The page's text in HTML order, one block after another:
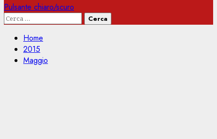
Pulsante chiaro/scuro
Ricerca
Home
2015
Maggio